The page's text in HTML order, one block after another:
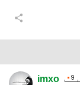
imxo